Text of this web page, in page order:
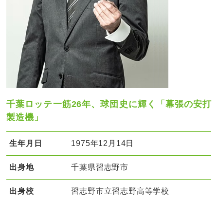
千葉ロッテ一筋26年、球団史に輝く「幕張の安打
製造機」
生年月日 1975年12月14日
出身地 千葉県習志野市
出身校 習志野市立習志野高等学校